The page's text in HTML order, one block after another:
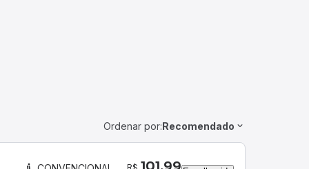
Ordenar por:Recomendado
R$ 101,99